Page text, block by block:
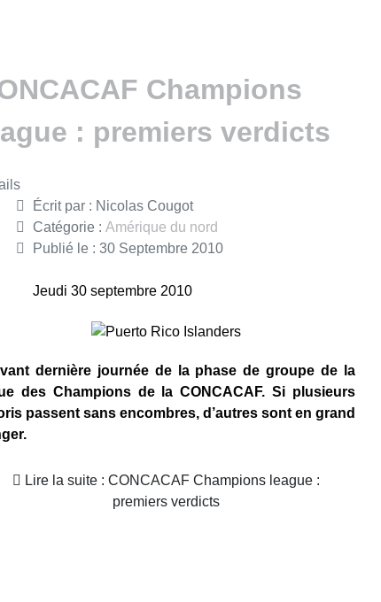
Champions
: premiers verdicts
Écrit par : Nicolas Cougot
Catégorie : Amérique du nord
Publié le : 30 Septembre 2010
Jeudi 30 septembre 2010
dernière journée de la phase de groupe de la
des Champions de la CONCACAF. Si plusieurs
passent sans encombres, d’autres sont en grand
premiers verdicts